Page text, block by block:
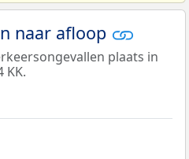
naar afloop
plaats in
KK.